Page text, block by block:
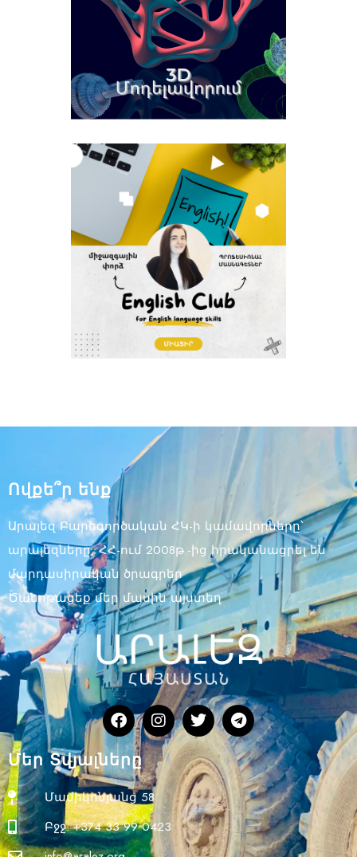
Ովքե՞ր ենք
Արալեզ Բարեգործական ՀԿ-ի կամավորները՝
արալեզները, ՀՀ-ում 2008թ.-ից իրականացրել են
մարդասիրական ծրագրեր
Ծանոթացեք մեր մասին այստեղ
Մեր Տվյալները
Մամիկոնյանց 58
Բջջ. +374 33 99 0423